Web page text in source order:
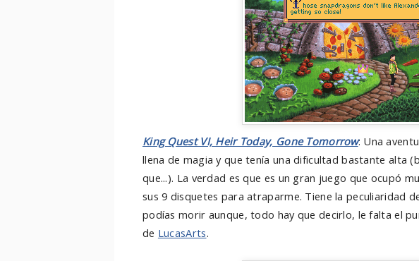
King Quest VI, Heir Today, Gone Tomorrow: Una
llena de magia y que tenía una dificultad bastante alta
que...). La verdad es que es un gran juego que ocupó
sus 9 disquetes para atraparme. Tiene la peculiaridad
podías morir aunque, todo hay que decirlo, le falta el
de LucasArts.